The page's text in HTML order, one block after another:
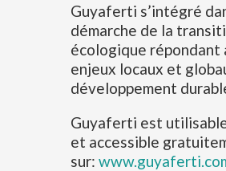
Guyaferti s’intégré
démarche de la
écologique répondant
enjeux locaux et
développement
Guyaferti est
et accessible
sur: